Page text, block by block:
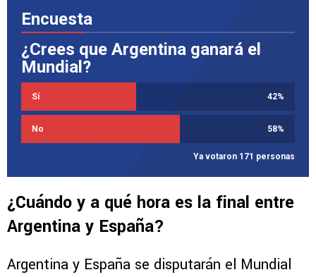
Encuesta
¿Crees que Argentina ganará el
Mundial?
Sí 42%
No 58%
Ya votaron 171 personas
¿Cuándo y a qué hora es la final entre
Argentina y España?
Argentina y España se disputarán el Mundial